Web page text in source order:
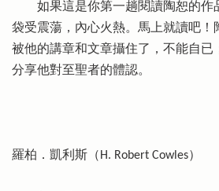
如果這是你第一趟閱讀陶恕的作
袋受震蕩，內心火熱。馬上就讀吧！
被他的講章和文章攝住了，不能自已
分享他對至聖者的體認。
羅柏．凱利斯（H. Robert Cowles）